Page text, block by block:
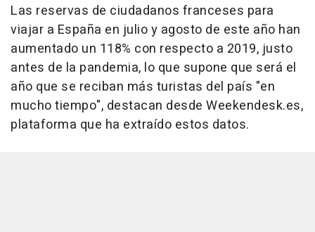
Las reservas de ciudadanos franceses para
viajar a España en julio y agosto de este año han
aumentado un 118% con respecto a 2019, justo
antes de la pandemia, lo que supone que será el
año que se reciban más turistas del país "en
mucho tiempo", destacan desde Weekendesk.es,
plataforma que ha extraído estos datos.